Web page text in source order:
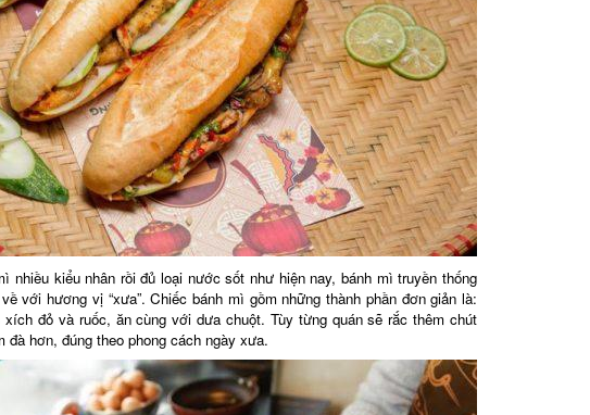
nhiều kiểu nhân rồi đủ loại nước sốt như hiện nay, bánh mì truyền thống
với hương vị “xưa”. Chiếc bánh mì gồm những thành phần đơn giản là:
đỏ và ruốc, ăn cùng với dưa chuột. Tùy từng quán sẽ rắc thêm chút
hơn, đúng theo phong cách ngày xưa.